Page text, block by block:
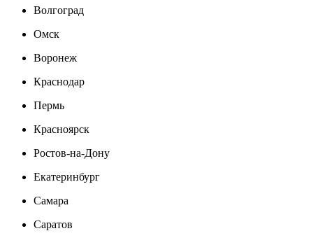
Волгоград
Омск
Воронеж
Краснодар
Пермь
Красноярск
Ростов-на-Дону
Екатеринбург
Самара
Саратов